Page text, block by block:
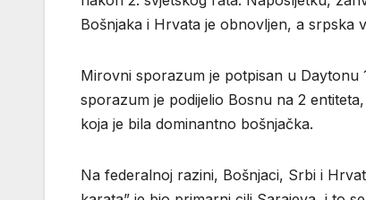
Bošnjaka i Hrvata je obnovljen, a srpska
Mirovni sporazum je potpisan u Daytonu
sporazum je podijelio Bosnu na 2
koja je bila dominantno bošnjačka.
Na federalnoj razini, Bošnjaci, Srbi i